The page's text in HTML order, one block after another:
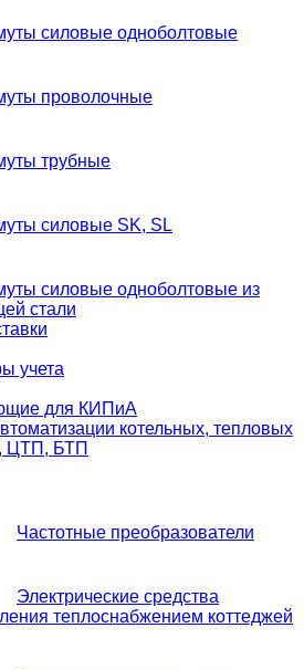
силовые одноболтовые
проволочные
трубные
силовые SK, SL
силовые одноболтовые из
стали
учета
для КИПиА
котельных, тепловых
ЦТП, БТП
Частотные преобразователи
Электрические средства
теплоснабжением коттеджей